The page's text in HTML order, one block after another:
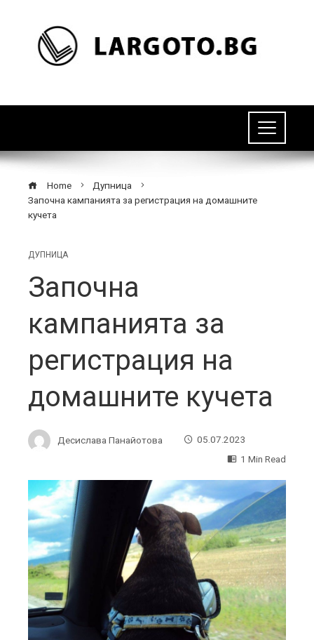
Home
Дупница
Започна кампанията за регистрация на домашните
кучета
ДУПНИЦА
Започна
кампанията за
регистрация на
домашните кучета
Десислава Панайотова
05.07.2023
1 Min Read